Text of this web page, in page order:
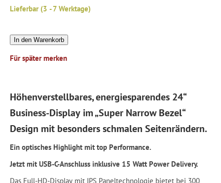
Lieferbar (3 - 7 Werktage)
In den Warenkorb
Für später merken
Höhenverstellbares, energiesparendes 24“
Business-Display im „Super Narrow Bezel“
Design mit besonders schmalen Seitenrändern.
Ein optisches Highlight mit top Performance.
Jetzt mit USB-C-Anschluss inklusive 15 Watt Power Delivery.
Das Full-HD-Display mit IPS Paneltechnologie bietet bei 300